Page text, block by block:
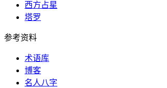
西方占星
塔罗
参考资料
术语库
博客
名人八字